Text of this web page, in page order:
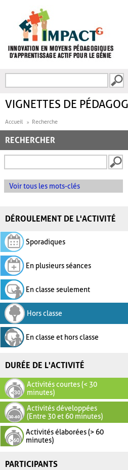
FORMULAIRE DE
VIGNETTES DE
Accueil Recherche
RECHERCHER
Voir tous les mots-clés
DÉROULEMENT DE L'ACTIVITÉ
Sporadiques
En plusieurs séances
En classe seulement
Hors classe
En classe et hors classe
DURÉE DE L'ACTIVITÉ
Activités courtes (< 30
minutes)
Activités développées
(Entre 30 et 60 minutes)
Activités élaborées (> 60
minutes)
PARTICIPANTS